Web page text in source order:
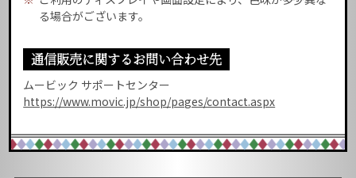
る場合がございます。
通信販売に関するお問い合わせ先
ムービック サポートセンター
https://www.movic.jp/shop/pages/contact.aspx